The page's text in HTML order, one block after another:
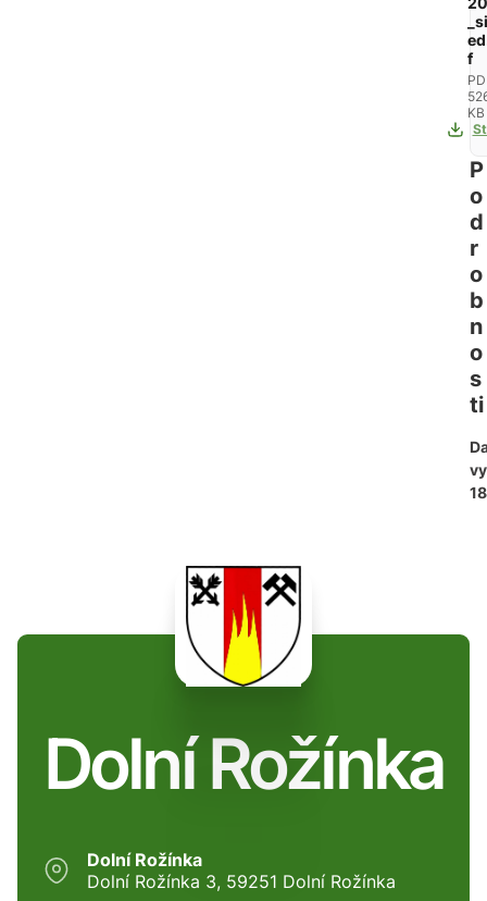
f
KB
P
o
d
r
o
b
n
o
s
ti
Dolní Rožínka
Dolní Rožínka
Dolní Rožínka 3, 59251 Dolní Rožínka